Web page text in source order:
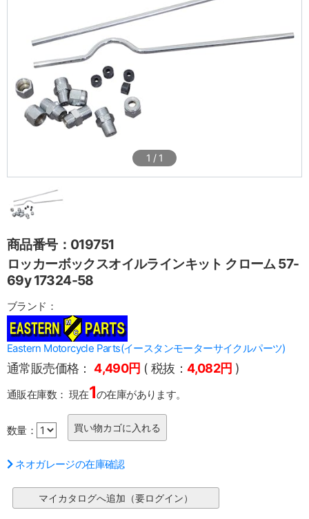
1 / 1
商品番号：019751
ロッカーボックスオイルラインキット クローム 57-
69y 17324-58
ブランド：
Eastern Motorcycle Parts(イースタンモーターサイクルパーツ)
通常販売価格： 4,490円 ( 税抜：4,082円 )
通販在庫数： 現在1の在庫があります。
数量：
ネオガレージの在庫確認